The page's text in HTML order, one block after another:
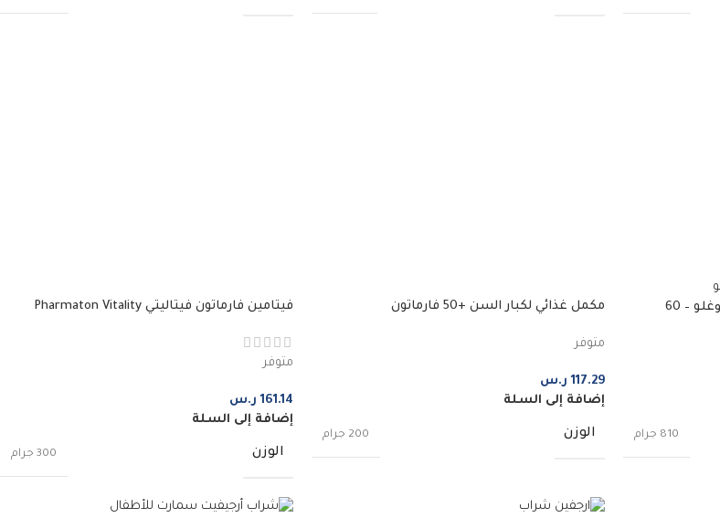
حبوب بروبوليس (عكبر) من عارف اوغلو – 60
810 جرام
مكمل غذائي لكبار السن +50 فارماتون
متوفر
117.29 ر.س
إضافة إلى السلة
الوزن 200 جرام
فيتامين فارماتون فيتاليتي Pharmaton Vitality
متوفر
161.14 ر.س
إضافة إلى السلة
الوزن 300 جرام